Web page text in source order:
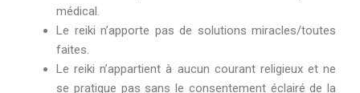
médical.
Le reiki n’apporte pas de solutions miracles/toutes
faites.
Le reiki n’appartient à aucun courant religieux et ne
se pratique pas sans le consentement éclairé de la